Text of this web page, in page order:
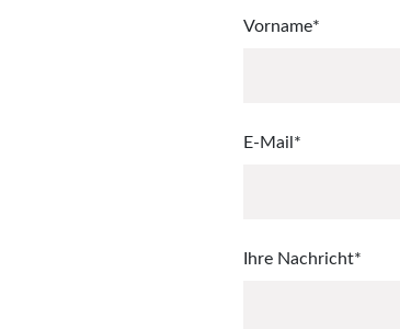
Pflichtfeld
Vorname*
Pflichtfeld
E-Mail *
Pflichtfeld
Ihre Nachricht*